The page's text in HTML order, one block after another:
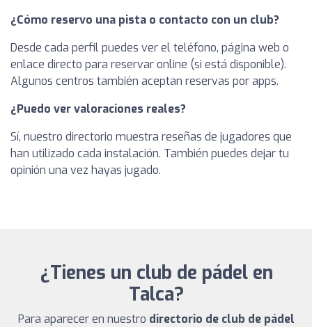
¿Cómo reservo una pista o contacto con un club?
Desde cada perfil puedes ver el teléfono, página web o
enlace directo para reservar online (si está disponible).
Algunos centros también aceptan reservas por apps.
¿Puedo ver valoraciones reales?
Sí, nuestro directorio muestra reseñas de jugadores que
han utilizado cada instalación. También puedes dejar tu
opinión una vez hayas jugado.
¿Tienes un club de pádel en
Talca?
Para aparecer en nuestro directorio de club de pádel